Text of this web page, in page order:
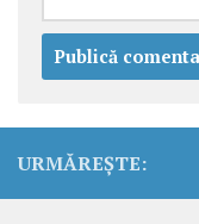
URMĂREȘTE: